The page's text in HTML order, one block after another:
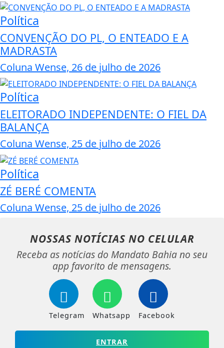
Política
CONVENÇÃO DO PL, O ENTEADO E A
MADRASTA
Coluna Wense, 26 de julho de 2026
Política
ELEITORADO INDEPENDENTE: O FIEL DA
BALANÇA
Coluna Wense, 25 de julho de 2026
Política
ZÉ BERÉ COMENTA
Coluna Wense, 25 de julho de 2026
NOSSAS NOTÍCIAS NO CELULAR
Receba as notícias do Mandato Bahia no seu
app favorito de mensagens.
Telegram Whatsapp Facebook
ENTRAR